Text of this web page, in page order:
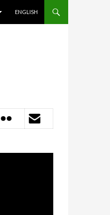
ENGLISH